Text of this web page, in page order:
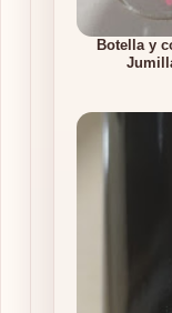
Botella y